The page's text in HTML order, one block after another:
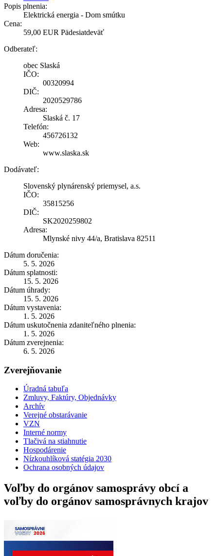
Popis plnenia:
Elektrická energia - Dom smútku
Cena:
59,00 EUR Pädesiatdeväť
Odberateľ:
obec Slaská
IČO:
00320994
DIČ:
2020529786
Adresa:
Slaská č. 17
Telefón:
456726132
Web:
www.slaska.sk
Dodávateľ:
Slovenský plynárenský priemysel, a.s.
IČO:
35815256
DIČ:
SK2020259802
Adresa:
Mlynské nivy 44/a, Bratislava 82511
Dátum doručenia:
5. 5. 2026
Dátum splatnosti:
15. 5. 2026
Dátum úhrady:
15. 5. 2026
Dátum vystavenia:
1. 5. 2026
Dátum uskutočnenia zdaniteľného plnenia:
1. 5. 2026
Dátum zverejnenia:
6. 5. 2026
Zverejňovanie
Úradná tabuľa
Zmluvy, Faktúry, Objednávky
Archív
Verejné obstarávanie
VZN
Interné normy
Tlačivá na stiahnutie
Hospodárenie
Nízkouhlíková statégia 2030
Ochrana osobných údajov
Voľby do orgánov samosprávy obcí a
voľby do orgánov samosprávnych krajov